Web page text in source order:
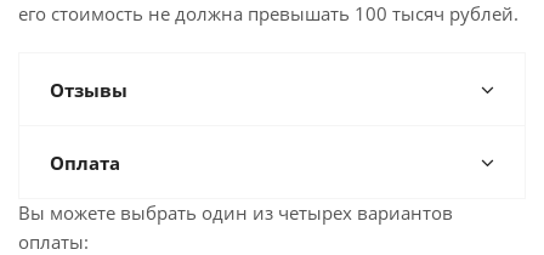
его стоимость не должна превышать 100 тысяч рублей.
Отзывы
Оплата
Вы можете выбрать один из четырех вариантов
оплаты: